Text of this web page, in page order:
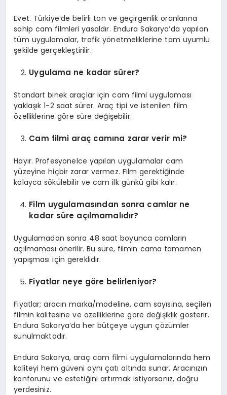
Evet. Türkiye’de belirli ton ve geçirgenlik oranlarına
sahip cam filmleri yasaldır. Endura Sakarya’da yapılan
tüm uygulamalar, trafik yönetmeliklerine tam uyumlu
şekilde gerçekleştirilir.
Uygulama ne kadar sürer?
Standart binek araçlar için cam filmi uygulaması
yaklaşık 1-2 saat sürer. Araç tipi ve istenilen film
özelliklerine göre süre değişebilir.
Cam filmi araç camına zarar verir mi?
Hayır. Profesyonelce yapılan uygulamalar cam
yüzeyine hiçbir zarar vermez. Film gerektiğinde
kolayca sökülebilir ve cam ilk günkü gibi kalır.
Film uygulamasından sonra camlar ne
kadar süre açılmamalıdır?
Uygulamadan sonra 48 saat boyunca camların
açılmaması önerilir. Bu süre, filmin cama tamamen
yapışması için gereklidir.
Fiyatlar neye göre belirleniyor?
Fiyatlar; aracın marka/modeline, cam sayısına, seçilen
filmin kalitesine ve özelliklerine göre değişiklik gösterir.
Endura Sakarya’da her bütçeye uygun çözümler
sunulmaktadır.
Endura Sakarya, araç cam filmi uygulamalarında hem
kaliteyi hem güveni aynı çatı altında sunar. Aracınızın
konforunu ve estetiğini artırmak istiyorsanız, doğru
yerdesiniz.